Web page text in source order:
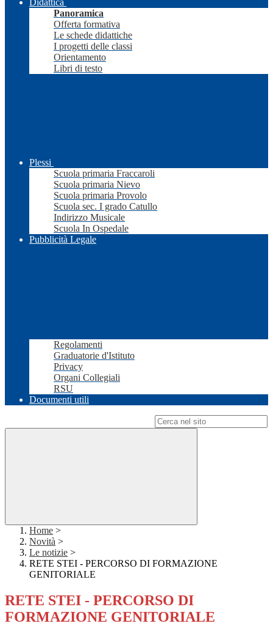
Didattica
Panoramica
Offerta formativa
Le schede didattiche
I progetti delle classi
Orientamento
Libri di testo
Plessi
Scuola primaria Fraccaroli
Scuola primaria Nievo
Scuola primaria Provolo
Scuola sec. I grado Catullo
Indirizzo Musicale
Scuola In Ospedale
Pubblicità Legale
Regolamenti
Graduatorie d'Istituto
Privacy
Organi Collegiali
RSU
Documenti utili
Home >
Novità >
Le notizie >
RETE STEI - PERCORSO DI FORMAZIONE
GENITORIALE
RETE STEI - PERCORSO DI
FORMAZIONE GENITORIALE